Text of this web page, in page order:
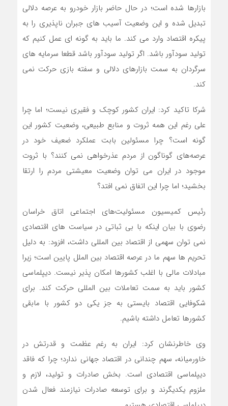
بازارها شده است؛ در حال حاضر بازار خودرو به عرصه دلالی
تبدیل شده و این وضعیت آسیب های جبران ناپذیری را به
پیکره اقتصاد وارد می کند. ما باید به گونه ای عمل کنیم که
تولید سودآور باشد. اگر تولید سودآور باشد قطعا سرمایه های
سرگردان به سمت بازارهای دلالی و سفته بازی حرکت نمی
کند.
شرکا تاکید کرد: ایران کشور کوچک و فقیری نیست؛ اما چرا
علی رغم این همه ثروت و منابع طبیعی، وضعیت کشور این
گونه است؟ چرا مسئولین بابت عملکرد ضعیف خود در
عرصه‌های گوناگون از مردم عذرخواهی نمی کنند؟ با ثروت
موجود در ایران می توان وضعیت معیشتی مردم را ارتقا
بخشید؛ اما چرا این اتفاق نمی افتد؟
رئیس کمیسیون مسئولیت‌های اجتماعی اتاق خراسان
رضوی با بیان اینکه با بی ثباتی در سیاست های اقتصادی
نمی توان سهمی از اقتصاد بین المللی داشت، افزود: به دلیل
تحریم ها سهم ما در عرصه اقتصاد بین الملل پایین است؛ زیرا
مبادلات مالی با اغلب کشورها امکان پذیر نیست. دیپلماسی
کشور باید به سمت تعاملات بین المللی حرکت کند. برای
شکوفایی اقتصاد بایستی به جز یکی دو کشور با مابقی
کشورها تعامل داشته باشیم.
وی خاطرنشان کرد: ایران به رغم عظمت و قدرتش در
خاورمیانه، سهم چندانی در اقتصاد جهانی ندارد؛ چرا که فاقد
دیپلماسی اقتصادی است. بخش صادرات و تولید، لازم و
ملزوم یکدیگرند و برای توسعه صادرات نیازمند فعال شدن